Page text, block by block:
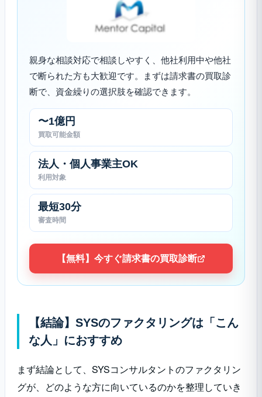
親身な相談対応で相談しやすく、他社利用中や他社
で断られた方も大歓迎です。まずは請求書の買取診
断で、資金繰りの選択肢を確認できます。
〜1億円
買取可能金額
法人・個人事業主OK
利用対象
最短30分
審査時間
【無料】今すぐ請求書の買取診断
【結論】SYSのファクタリングは「こん
な人」におすすめ
まず結論として、SYSコンサルタントのファクタリン
グが、どのような方に向いているのかを整理していき